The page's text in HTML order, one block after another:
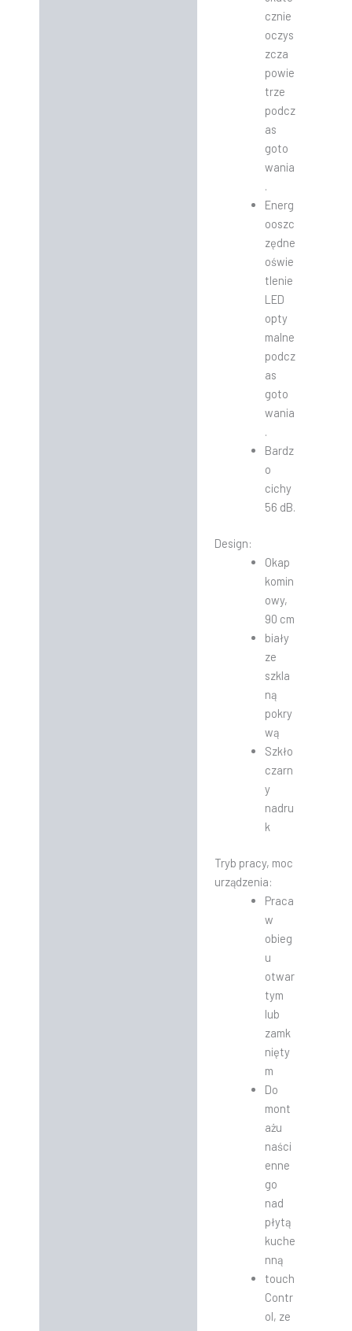
cznie
oczys
zcza
powie
trze
podcz
as
goto
wania
.
Energ
ooszc
zędne
oświe
tlenie
LED
opty
malne
podcz
as
goto
wania
.
Bardz
o
cichy
56 dB.
Design:
Okap
komin
owy,
90 cm
biały
ze
szkla
ną
pokry
wą
Szkło
czarn
y
nadru
k
Tryb pracy, moc
urządzenia:
Praca
w
obieg
u
otwar
tym
lub
zamk
nięty
m
Do
mont
ażu
naści
enne
go
nad
płytą
kuche
nną
touch
Contr
ol, ze